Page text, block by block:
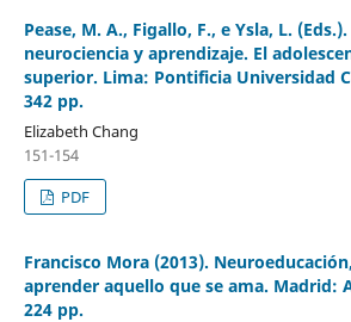
Pease, M. A., Figallo, F., e Ysla, L.
neurociencia y aprendizaje. El
superior. Lima: Pontificia Universidad
342 pp.
Elizabeth Chang
151-154
PDF
Francisco Mora (2013).
aprender aquello que se ama. Madrid:
224 pp.